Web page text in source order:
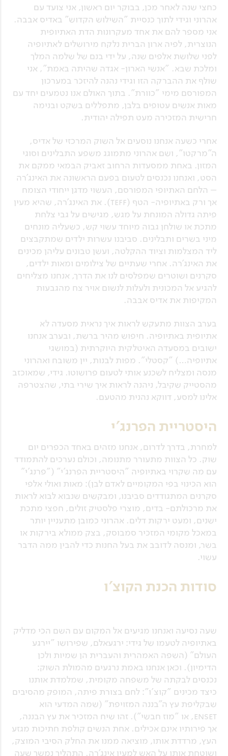
כחצי שנה לאחר מכן, בבוקר יום ראשון, אני צועד עם
אהרוני וגידי לתוך כנסיית "השילוש הקדוש" באדיס אבבה.
אני מספר להם את אחד מעקרונות הדת האתיופית
הנוצרית, לפיה ארון הברית נלקח מירושלים לאתיופיה
לפני שלושת אלפים שנה, על ידי בנם של שלמה המלך
ומלכת שבא. "אנשי הארון- אגדה שהיתה באמת", אני
שולף את ההברקה הזו וגידי נהנה להיזכר במערכון
המפורסם מימי "כוורת". בתוך האולם אנו נטמעים יחד עם
מאות אנשים עטופים בלבן, מתפללים בשקט ובנימה
חרישית המזכירה מעט תפילה יהודית.
אחרי כשעה אנחנו נוסעים אל השוק המרכזי של אדיס,
ה"מרקטו", ושם אהרוני מתמוגג משפע התבלינים וסוגי
המזון. באחת ממסעדות הרחוב זאביק הבמאי ממקם את
הסט, ואנחנו נכנסים לטעום בפעם הראשונה את האינג'רה
– הלחם האתיופי המפורסם, העשוי מדגן ייחודי הצומח
אך ורק באתיופיה- הטף (teff). את האינג'רה, שהיא מעין
פיתה גדולה המונחת על מגש, מגישים על גבי צלחת
מתכת או שולחן גבוה מיוחד עשוי קש, כשעליה מונחים
מיני בשרים ותבלינים. סביבנו עשרות ילדים שמתקבצים
ליד המצלמות וציוד ההקלטה, ועשן טבונים עליהן מכינים
את האינג'רה. אחרי שעתיים של צילומים ומאות ילדים,
סקרנים ושוטרים שמפלסים לנו את הדרך, אנחנו מצליחים
להגיע אל המכונית ולעלות לנשום אויר צח מהגבעות
המקיפות את אדיס אבבה.
בערב הצוות מתעקש לראות איך נראית מסעדה לא
אתיופית באתיופיה. חיפוש מהיר ברשת, ובערב אנחנו
ישובים במסעדה האיטלקית היוקרתית (במושגי
אתיופיה…) "קסטלי". מפות לבנות, יין משובח ואהרוני
מנסה ומצליח לשכנע אותי לטעום פרושוטו. גידי, שמאוכזב
מהסטייק שקיבל, ניהנה לראות איך שירי בתי, שהצטרפה
אלינו למסע, דווקא נהנית מהטעם.
היסטריית הפרנג'י
למחרת, בדרך לדרום, אנחנו מזהים באחד הכפרים יום
שוק. כל הצוות מתעורר מתנומה, וכולם נערכים להתמודד
עם מה שקרוי באתיופיה "היסטריית הפרנג'י" ("פרנג'י"
הוא הכינוי בפי המקומיים לאדם לבן): מאות ואולי אלפי
סקרנים המתגודדים סביבנו, ומבקשים שנבוא לבוא לראות
את מרכולתם- בדים, מוצרי פלסטיק זולים, חפצי מתכת
ישנים, ומעט ירקות דלים. אהרוני כמובן מתעניין יותר
במאכל מקומי המזכיר סמבוסק, בצק ממולא בירקות או
בשר, ומנסה לדובב את בעל החנות כדי להבין ממה הדבר
עשוי.
סודות הכנת הקוצ'ו
שעה נסיעה ואנחנו מגיעים אל המקום עם השם הכי מדליק
באתיופיה לטעמו של גידי: ירגעאלם, שפירושו "יירגע
העולם" (השפה האמהרית והעברית הן שמיות ולכן
הדימיון). וכאן אנחנו באמת נרגעים מהמולת השוק:
נכנסים לבקתה של משפחה מקומית, שמלמדת אותנו
כיצד מכינים "קוצ'ו": לחם בצורת פיתה, המופק מהסיבים
שבקליפת עץ ה"בננה המזויפת" (שמה המדעי הוא
enset, או "מוז חבשי"). זהו שיח המזכיר את עץ הבננה,
אך פירותיו אינם אכילים. אחת הנשים קולפת חתיכות מגזע
העץ, מרדדת אותו, מוציאה ממנו את החלק הסיבי המוצק,
ושוטחת אותו על האש למעין אינג'רה. התהליך נמשך שעה